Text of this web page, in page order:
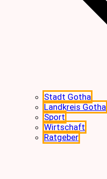
Stadt Gotha
Landkreis Gotha
Sport
Wirtschaft
Ratgeber